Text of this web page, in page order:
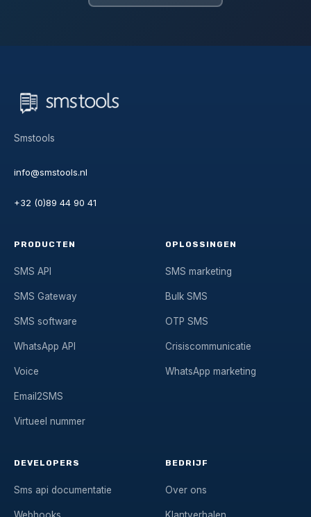
Smstools
info@smstools.nl
+32 (0)89 44 90 41
PRODUCTEN
SMS API
SMS Gateway
SMS software
WhatsApp API
Voice
Email2SMS
Virtueel nummer
OPLOSSINGEN
SMS marketing
Bulk SMS
OTP SMS
Crisiscommunicatie
WhatsApp marketing
DEVELOPERS
Sms api documentatie
BEDRIJF
Over ons